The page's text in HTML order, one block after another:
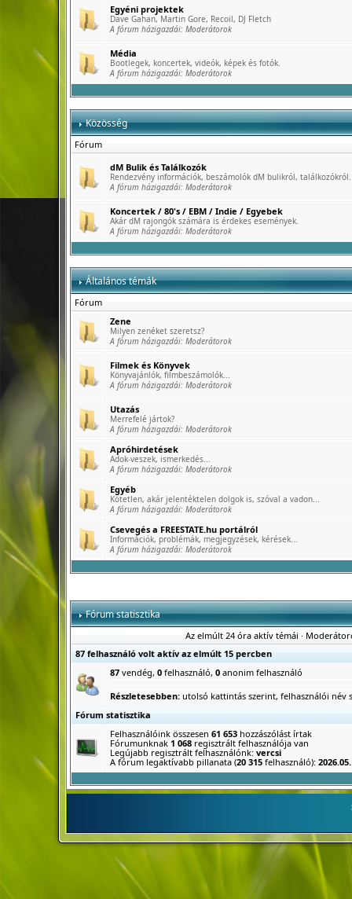
Egyéni projektek
Dave Gahan, Martin Gore, Recoil, DJ Fletch
A fórum házigazdái: Moderátorok
Média
Bootlegek, koncertek, videók, képek és fotók.
A fórum házigazdái: Moderátorok
Közösség
Fórum
dM Bulik és Találkozók
Rendezvény információk, beszámolók dM bulikról, találkozókról.
A fórum házigazdái: Moderátorok
Koncertek / 80's / EBM / Indie / Egyebek
Akár dM rajongók számára is érdekes események.
A fórum házigazdái: Moderátorok
Általános témák
Fórum
Zene
Milyen zenéket szeretsz?
A fórum házigazdái: Moderátorok
Filmek és Könyvek
Könyvajánlók, filmbeszámolók...
A fórum házigazdái: Moderátorok
Utazás
Merrefelé jártok?
A fórum házigazdái: Moderátorok
Apróhirdetések
Adok-veszek, ismerkedés...
A fórum házigazdái: Moderátorok
Egyéb
Kötetlen, akár jelentéktelen dolgok is, szóval a vadon...
A fórum házigazdái: Moderátorok
Csevegés a FREESTATE.hu portálról
Információk, problémák, megjegyzések, kérések...
A fórum házigazdái: Moderátorok
Fórum statisztika
Az elmúlt 24 óra aktív témái ·
87 felhasználó volt aktív az elmúlt 15 percben
87vendég, 0felhasználó, 0anonim felhasználó
Részletesebben: utolsó kattintás szerint, felhasználói név
Fórum statisztika
Felhasználóink összesen 61 653hozzászólást írtak
Fórumunknak 1 068regisztrált felhasználója van
Legújabb regisztrált felhasználónk: vercsi
A fórum legaktívabb pillanata (20 315felhasználó):